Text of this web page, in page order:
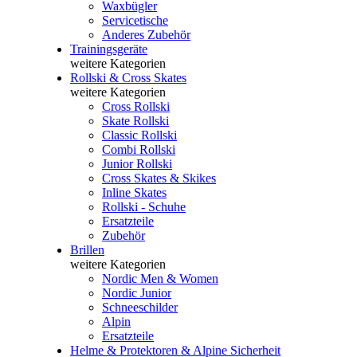
Waxbügler
Servicetische
Anderes Zubehör
Trainingsgeräte
weitere Kategorien
Rollski & Cross Skates
weitere Kategorien
Cross Rollski
Skate Rollski
Classic Rollski
Combi Rollski
Junior Rollski
Cross Skates & Skikes
Inline Skates
Rollski - Schuhe
Ersatzteile
Zubehör
Brillen
weitere Kategorien
Nordic Men & Women
Nordic Junior
Schneeschilder
Alpin
Ersatzteile
Helme & Protektoren & Alpine Sicherheit